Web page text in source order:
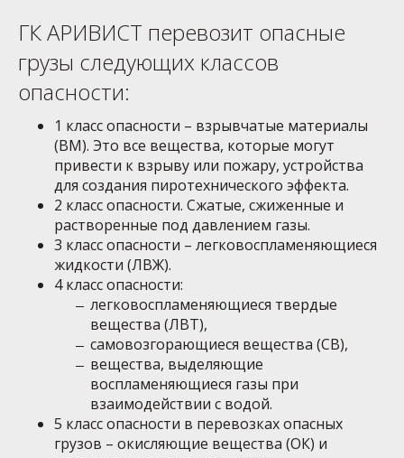
ГК АРИВИСТ перевозит опасные
грузы следующих классов
опасности:
1 класс опасности – взрывчатые материалы
(ВМ). Это все вещества, которые могут
привести к взрыву или пожару, устройства
для создания пиротехнического эффекта.
2 класс опасности. Сжатые, сжиженные и
растворенные под давлением газы.
3 класс опасности – легковоспламеняющиеся
жидкости (ЛВЖ).
4 класс опасности:
легковоспламеняющиеся твердые
вещества (ЛВТ),
самовозгорающиеся вещества (СВ),
вещества, выделяющие
воспламеняющиеся газы при
взаимодействии с водой.
5 класс опасности в перевозках опасных
грузов – окисляющие вещества (ОК) и